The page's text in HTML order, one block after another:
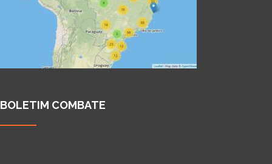
BOLETIM COMBATE